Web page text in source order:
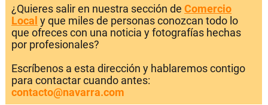
¿Quieres salir en nuestra sección de Comercio
Local y que miles de personas conozcan todo lo
que ofreces con una noticia y fotografías hechas
por profesionales?
Escríbenos a esta dirección y hablaremos contigo
para contactar cuando antes:
contacto@navarra.com